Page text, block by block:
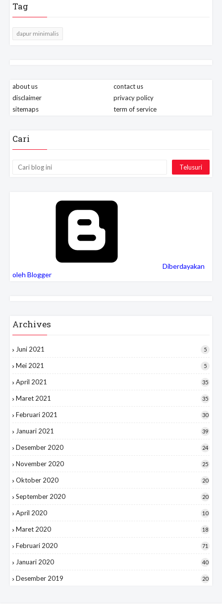
Tag
dapur minimalis
about us
contact us
disclaimer
privacy policy
sitemaps
term of service
Cari
Diberdayakan
oleh Blogger
Archives
Juni 2021 5
Mei 2021 5
April 2021 35
Maret 2021 35
Februari 2021 30
Januari 2021 39
Desember 2020 24
November 2020 25
Oktober 2020 20
September 2020 20
April 2020 10
Maret 2020 18
Februari 2020 71
Januari 2020 40
Desember 2019 20